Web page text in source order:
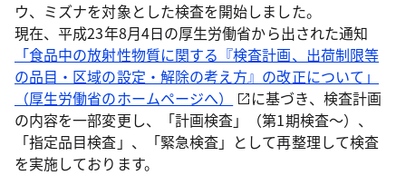
ウ、ミズナを対象とした検査を開始しました。
現在、平成23年8月4日の厚生労働省から出された通知
「食品中の放射性物質に関する『検査計画、出荷制限等
の品目・区域の設定・解除の考え方』の改正について」
（厚生労働省のホームページへ）
に基づき、検査計画
の内容を一部変更し、「計画検査」（第1期検査～）、
「指定品目検査」、「緊急検査」として再整理して検査
を実施しております。